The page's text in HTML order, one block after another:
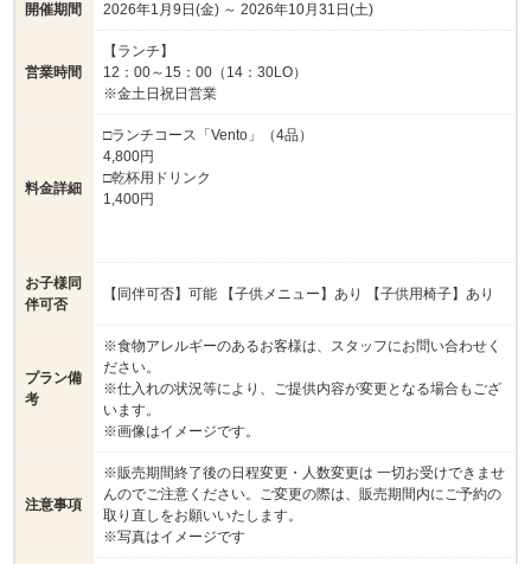
開催期間 2026年1月9日(金) ～ 2026年10月31日(土)
営業時間
【ランチ】
12：00～15：00（14：30LO）
※金土日祝日営業
料金詳細
□ランチコース「Vento」（4品）
4,800円
□乾杯用ドリンク
1,400円
お子様同
伴可否
【同伴可否】可能 【子供メニュー】あり 【子供用椅子】あり
プラン備
考
※食物アレルギーのあるお客様は、スタッフにお問い合わせく
ださい。
※仕入れの状況等により、ご提供内容が変更となる場合もござ
います。
※画像はイメージです。
注意事項
※販売期間終了後の日程変更・人数変更は 一切お受けできませ
んのでご注意ください。ご変更の際は、販売期間内にご予約の
取り直しをお願いいたします。
※写真はイメージです